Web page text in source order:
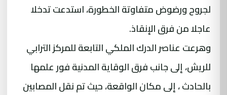
لجروح ورضوض متفاوتة الخطورة، استدعت تدخلا
عاجلا من فرق الإنقاذ.
وهرعت عناصر الدرك الملكي التابعة للمركز الترابي
للريش، إلى جانب فرق الوقاية المدنية فور علمها
بالحادث ، إلى مكان الواقعة، حيث تم نقل المصابين